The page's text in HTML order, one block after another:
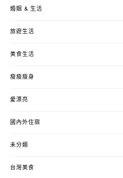
婚姻 & 生活
旅遊生活
美食生活
瘦瘦瘦身
愛漂亮
國內外住宿
未分類
台灣美食